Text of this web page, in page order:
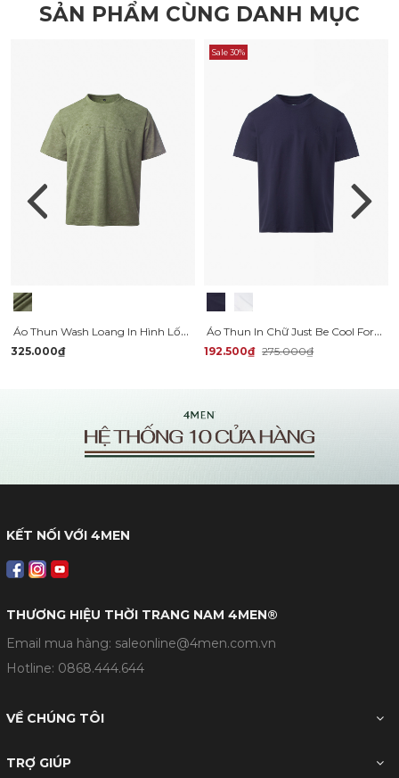
SẢN PHẨM CÙNG DANH MỤC
Áo Thun Wash Loang In Hình Lốc Xoáy Form Relax AT173
325.000₫
Sale 30%
Áo Thun In Chữ Just Be Cool Form Regular AT169
192.500₫ 275.000₫
KẾT NỐI VỚI 4MEN
THƯƠNG HIỆU THỜI TRANG NAM 4MEN®
Email mua hàng: saleonline@4men.com.vn
Hotline: 0868.444.644
VỀ CHÚNG TÔI
TRỢ GIÚP